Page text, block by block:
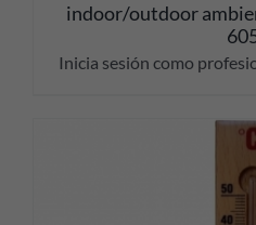
indoor/outdoor
Inicia sesión como